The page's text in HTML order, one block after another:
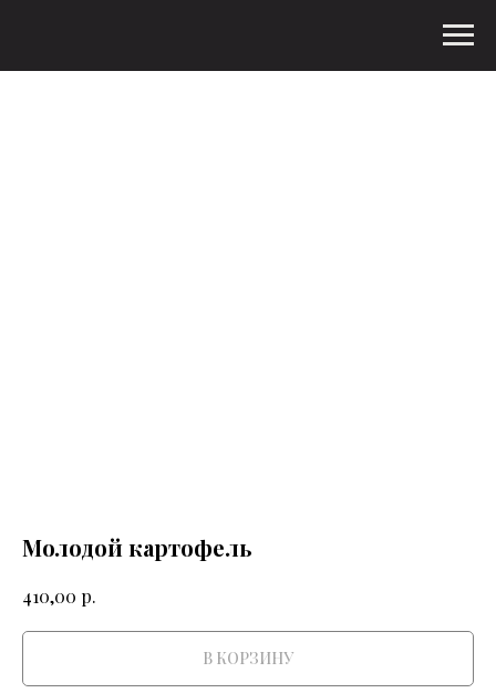
Молодой картофель
410,00 р.
В КОРЗИНУ